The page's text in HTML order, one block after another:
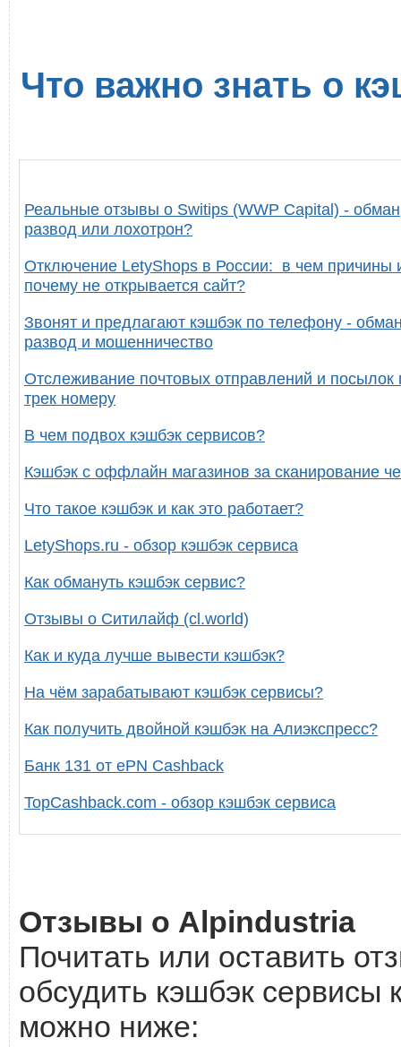
Что важно знать о
Реальные отзывы о Switips (WWP Capital) -
развод или лохотрон?
Отключение LetyShops в России: в чем причины
почему не открывается сайт?
Звонят и предлагают кэшбэк по телефону -
развод и мошенничество
Отслеживание почтовых отправлений и посылок
трек номеру
В чем подвох кэшбэк сервисов?
Кэшбэк с оффлайн магазинов за сканирование
Что такое кэшбэк и как это работает?
LetyShops.ru - обзор кэшбэк сервиса
Как обмануть кэшбэк сервис?
Отзывы о Ситилайф (cl.world)
Как и куда лучше вывести кэшбэк?
На чём зарабатывают кэшбэк сервисы?
Как получить двойной кэшбэк на Алиэкспресс?
Банк 131 от ePN Cashback
TopCashback.com - обзор кэшбэк сервиса
Отзывы о Alpindustria
Почитать или оставить
обсудить кэшбэк сервисы
можно ниже: